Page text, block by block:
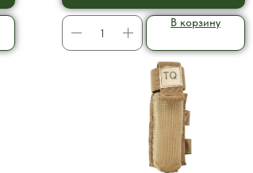
В корзину